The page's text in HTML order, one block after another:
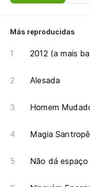
Más reproducidas
2012 (a mais
Alesada
Homem
Magia Santropê
Não dá espaço